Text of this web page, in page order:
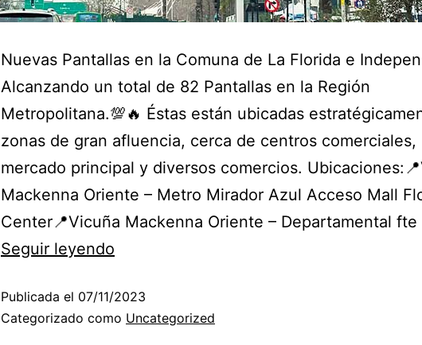
Nuevas Pantallas en la Comuna de La Florida e
Alcanzando un total de 82 Pantallas en la Región
Metropolitana.💯🔥 Éstas están ubicadas
zonas de gran afluencia, cerca de centros comerciales,
mercado principal y diversos comercios.
Mackenna Oriente – Metro Mirador Azul Acceso Mall
Center📍Vicuña Mackenna Oriente – Departamental
Seguir leyendo
Publicada el 07/11/2023
Categorizado como Uncategorized